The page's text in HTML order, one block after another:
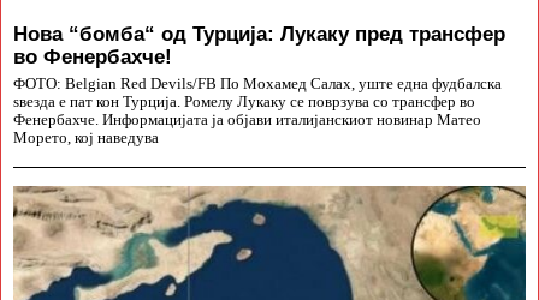
Нова “бомба“ од Турција: Лукаку пред трансфер
во Фенербахче!
ФОТО: Belgian Red Devils/FB По Мохамед Салах, уште една фудбалска
ѕвезда е пат кон Турција. Ромелу Лукаку се поврзува со трансфер во
Фенербахче. Информацијата ја објави италијанскиот новинар Матео
Морето, кој наведува